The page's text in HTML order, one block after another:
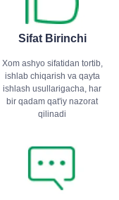
Sifat Birinchi
Xom ashyo sifatidan tortib,
ishlab chiqarish va qayta
ishlash usullarigacha, har
bir qadam qat'iy nazorat
qilinadi